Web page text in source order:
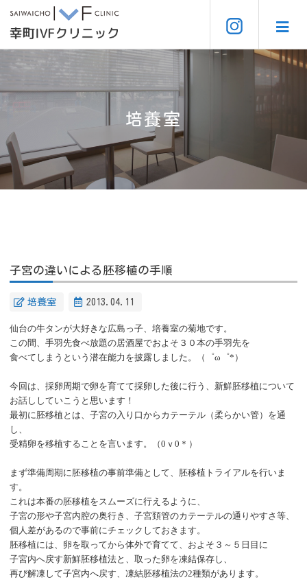
培養室
子宮の違いによる胚移植の手順
培養室 2013.04.11
仙台の牛タンが大好きな広島っ子、培養室の菊地です。
この間、手羽先食べ放題の居酒屋でおよそ３０本の手羽先を
食べてしまうという潜在能力を披露しました。（゜ω゜*）
今回は、採卵周期で卵を育てて採卵した後に行う、新鮮胚移植について
お話ししていこうと思います！
最初に胚移植とは、子宮の入り口からカテーテル（柔らかい管）を通
し、
受精卵を移植することを言います。（0ｖ0＊）
まず準備周期に胚移植の事前準備として、胚移植トライアルを行いま
す。
これは本番の胚移植をスムーズに行えるように、
子宮の形や子宮内腔の奥行き、子宮頚管のカテーテルの通りやすさ等、
個人差があるので事前にチェックしておきます。
胚移植には、卵を取ってから体外で育てて、およそ３～５日目に
子宮内へ戻す新鮮胚移植法と、取った卵を凍結保存し、
再び解凍して子宮内へ戻す、凍結胚移植法の2種類があります。